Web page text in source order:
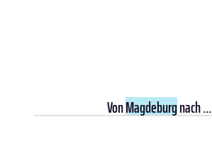
VonMagdeburgnach ...